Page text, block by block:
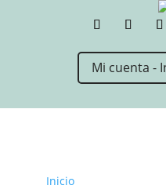
Mi cuenta -
Inicio